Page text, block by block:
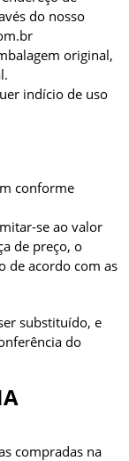
do nosso
original,
indício de uso
conforme
se ao valor
de preço, o
de acordo com as
substituído, e
do
compradas na